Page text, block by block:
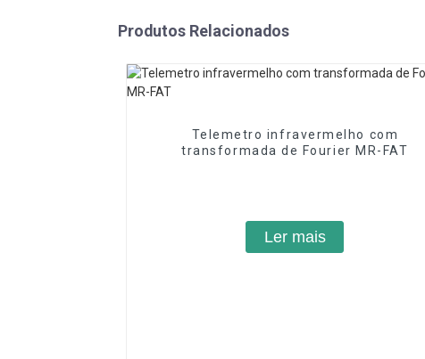
Produtos Relacionados
Telemetro infravermelho com
transformada de Fourier MR-FAT
Ler mais